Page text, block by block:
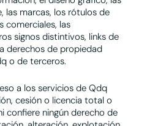
las marcas, los rótulos de
comerciales, las
signos distintivos, links de
derechos de propiedad
o de terceros.
a los servicios de Qdq
cesión o licencia total o
confiere ningún derecho de